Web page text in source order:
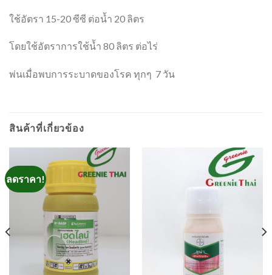
ใช้อัตรา 15-20 ซีซี ต่อน้ำ 20 ลิตร
โดยใช้อัตราการใช้น้ำ 80 ลิตร ต่อไร่
พ่นเมื่อพบการระบาดของโรค ทุกๆ 7 วัน
สินค้าที่เกี่ยวข้อง
ลดราคา!